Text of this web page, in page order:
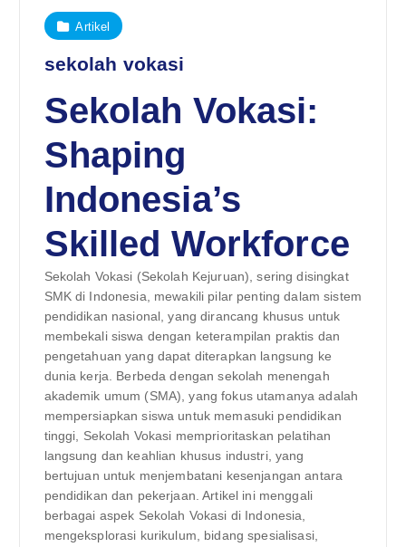
Artikel
sekolah vokasi
Sekolah Vokasi:
Shaping
Indonesia’s
Skilled Workforce
Sekolah Vokasi (Sekolah Kejuruan), sering disingkat
SMK di Indonesia, mewakili pilar penting dalam sistem
pendidikan nasional, yang dirancang khusus untuk
membekali siswa dengan keterampilan praktis dan
pengetahuan yang dapat diterapkan langsung ke
dunia kerja. Berbeda dengan sekolah menengah
akademik umum (SMA), yang fokus utamanya adalah
mempersiapkan siswa untuk memasuki pendidikan
tinggi, Sekolah Vokasi memprioritaskan pelatihan
langsung dan keahlian khusus industri, yang
bertujuan untuk menjembatani kesenjangan antara
pendidikan dan pekerjaan. Artikel ini menggali
berbagai aspek Sekolah Vokasi di Indonesia,
mengeksplorasi kurikulum, bidang spesialisasi,